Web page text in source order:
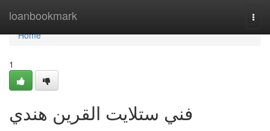
loanbookmark
Home
Home
1
فني ستلايت القرين هندي